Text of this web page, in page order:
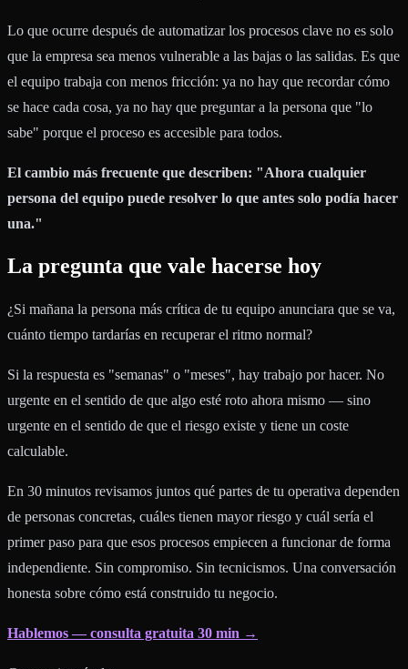
Lo que ocurre después de automatizar los procesos clave no es solo
que la empresa sea menos vulnerable a las bajas o las salidas. Es que
el equipo trabaja con menos fricción: ya no hay que recordar cómo
se hace cada cosa, ya no hay que preguntar a la persona que "lo
sabe" porque el proceso es accesible para todos.
El cambio más frecuente que describen: "Ahora cualquier
persona del equipo puede resolver lo que antes solo podía hacer
una."
La pregunta que vale hacerse hoy
¿Si mañana la persona más crítica de tu equipo anunciara que se va,
cuánto tiempo tardarías en recuperar el ritmo normal?
Si la respuesta es "semanas" o "meses", hay trabajo por hacer. No
urgente en el sentido de que algo esté roto ahora mismo — sino
urgente en el sentido de que el riesgo existe y tiene un coste
calculable.
En 30 minutos revisamos juntos qué partes de tu operativa dependen
de personas concretas, cuáles tienen mayor riesgo y cuál sería el
primer paso para que esos procesos empiecen a funcionar de forma
independiente. Sin compromiso. Sin tecnicismos. Una conversación
honesta sobre cómo está construido tu negocio.
Hablemos — consulta gratuita 30 min →